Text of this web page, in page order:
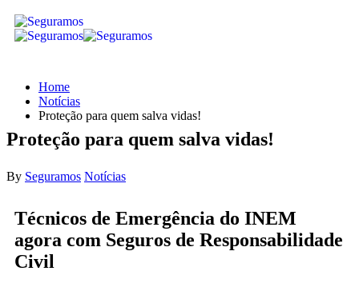
Home
Notícias
Proteção para quem salva vidas!
Proteção para quem salva vidas!
By Seguramos Notícias
Técnicos de Emergência do INEM
agora com Seguros de Responsabilidade
Civil